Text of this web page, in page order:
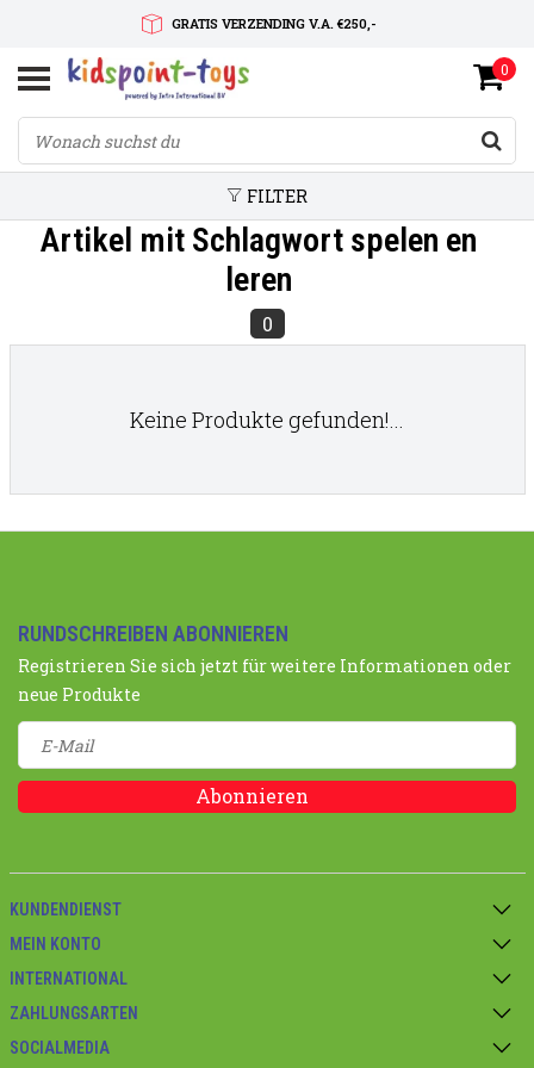
GRATIS VERZENDING V.A. €250,-
SNELLE LEVERTIJD
SERVICE OP MAAT
0
FILTER
Artikel mit Schlagwort spelen en
leren
0
Keine Produkte gefunden!...
RUNDSCHREIBEN ABONNIEREN
Registrieren Sie sich jetzt für weitere Informationen oder
neue Produkte
Abonnieren
KUNDENDIENST
MEIN KONTO
INTERNATIONAL
ZAHLUNGSARTEN
SOCIALMEDIA